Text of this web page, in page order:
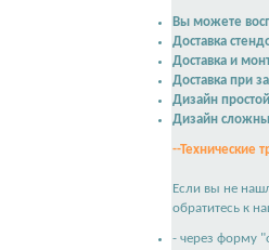
Вы можете
Доставка
Доставка и
Доставка при
Дизайн простой
Дизайн
--Технические
Если вы не
обратитесь к
- через форму